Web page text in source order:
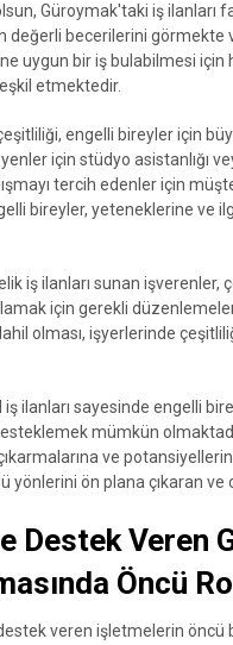
Güroymak'taki iş ilanları
değerli becerilerini
uygun bir iş bulabilmesi
etmektedir.
engelli bireyler için
için stüdyo asistanlığı
tercih edenler için
bireyler, yeteneklerine ve
iş ilanları sunan işverenler,
için gerekli
olması, işyerlerinde
ilanları sayesinde engelli
mümkün
ve
yönlerini ön plana çıkaran
Destek Veren
Öncü
veren işletmelerin